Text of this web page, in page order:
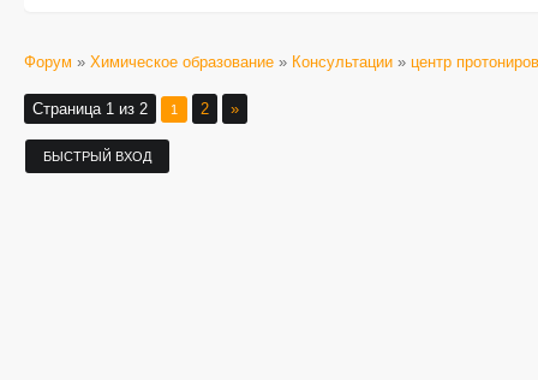
Форум » Химическое образование » Консультации » центр
Страница 1 из 2 1 2 »